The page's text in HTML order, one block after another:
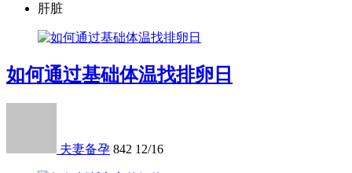
肝脏
如何通过基础体温找排卵日
夫妻备孕 842 12/16